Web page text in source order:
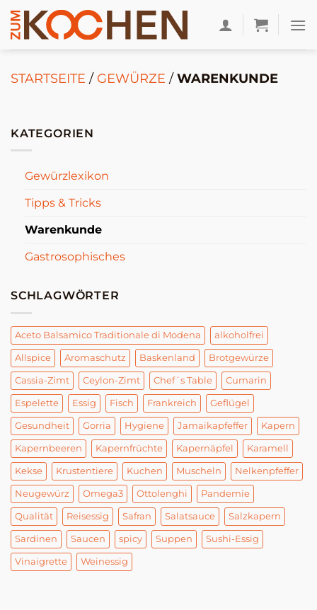
Zum
Inhalt
springen
STARTSEITE / GEWÜRZE /WARENKUNDE
KATEGORIEN
Gewürzlexikon
Tipps & Tricks
Warenkunde
Gastrosophisches
SCHLAGWÖRTER
Aceto Balsamico Traditionale di Modena alkoholfrei
Allspice Aromaschutz Baskenland Brotgewürze
Cassia-Zimt Ceylon-Zimt Chef´s Table Cumarin
Espelette Essig Fisch Frankreich Geflügel
Gesundheit Gorria Hygiene Jamaikapfeffer Kapern
Kapernbeeren Kapernfrüchte Kapernäpfel Karamell
Kekse Krustentiere Kuchen Muscheln Nelkenpfeffer
Neugewürz Omega3 Ottolenghi Pandemie
Qualität Reisessig Safran Salatsauce Salzkapern
Sardinen Saucen spicy Suppen Sushi-Essig
Vinaigrette Weinessig